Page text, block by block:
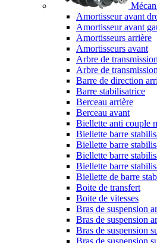
Amortisseur avant
Amortisseur avant
Amortisseurs arrière
Amortisseurs avant
Arbre de
Arbre de
Barre de direction
Barre stabilisatrice
Berceau arrière
Berceau avant
Biellette anti couple
Biellette barre
Biellette barre
Biellette barre
Biellette barre
Biellette de barre
Boite de transfert
Boite de vitesses
Bras de suspension
Bras de suspension
Bras de suspension
Bras de suspension